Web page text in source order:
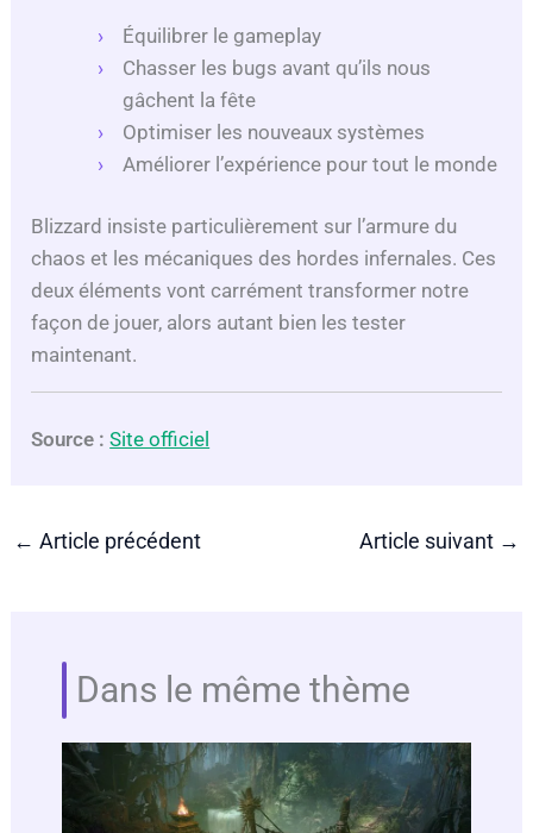
Équilibrer le gameplay
Chasser les bugs avant qu’ils nous
gâchent la fête
Optimiser les nouveaux systèmes
Améliorer l’expérience pour tout le monde
Blizzard insiste particulièrement sur l’armure du
chaos et les mécaniques des hordes infernales. Ces
deux éléments vont carrément transformer notre
façon de jouer, alors autant bien les tester
maintenant.
Source : Site officiel
← Article précédent Article suivant →
Dans le même thème